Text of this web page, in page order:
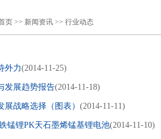
页 >> 新闻资讯 >> 行业动态
外力(2014-11-25)
发展趋势报告(2014-11-18)
展战略选择（图表） (2014-11-11)
锰锂PK天石墨烯锰基锂电池(2014-11-10)